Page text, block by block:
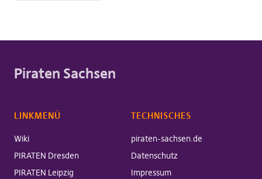
Piraten Sachsen
LINKMENÜ
Wiki
PIRATEN Dresden
PIRATEN Leipzig
TECHNISCHES
piraten-sachsen.de
Datenschutz
Impressum